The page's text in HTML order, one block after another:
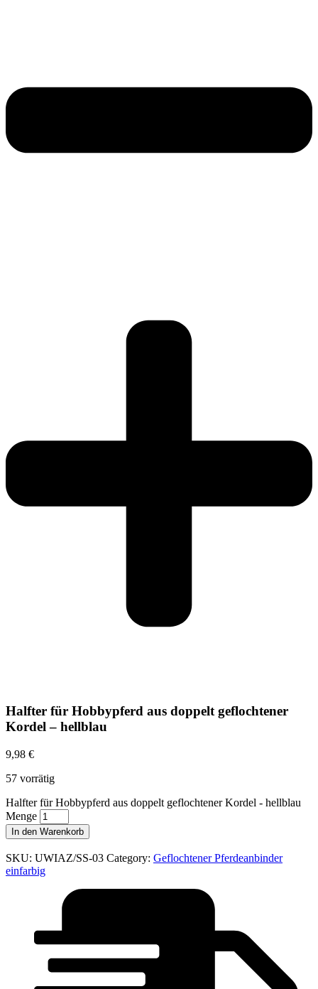
Halfter für Hobbypferd aus doppelt geflochtener
Kordel – hellblau
9,98 €
57 vorrätig
Halfter für Hobbypferd aus doppelt geflochtener Kordel - hellblau
Menge
In den Warenkorb
SKU: UWIAZ/SS-03 Category: Geflochtener Pferdeanbinder
einfarbig